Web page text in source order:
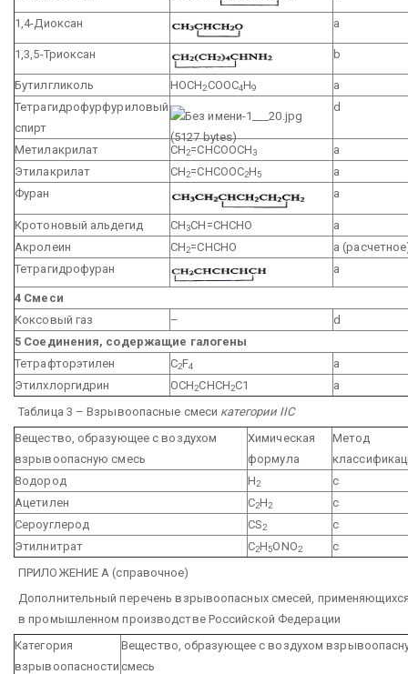
1,4-Диоксан a
1,3,5-Триоксан b
Бутилгликоль НОСН2СООС4Н9
a
Тетрагидрофурфуриловый
спирт
d
Метилакрилат СН2=СНСООСН3
a
Этилакрилат
СН2=СНСООС2Н5
a
Фуран
a
Кротоновый альдегид СН3СН=СНСНО
a
Акролеин
СН2=СНСНО
a
Тетрагидрофуран
a
4 Смеси
Коксовый газ
–
d
5 Соединения, содержащие галогены
Тетрафторэтилен
C2F4
а
Этилхлоргидрин
ОСН2СНСН2С1
а
Таблица 3 – Взрывоопасные смеси категории IIС
Вещество, образующее с воздухом
взрывоопасную смесь
Химическая
формула
Метод
Водород
Н2
с
Ацетилен
С2Н2
c
Сероуглерод
CS2
c
Этилнитрат
C2H5ONO2
с
ПРИЛОЖЕНИЕ А(справочное)
Дополнительный перечень взрывоопасных смесей,
в промышленном производстве Российской Федерации
Категория
взрывоопасности
Вещество, образующее с воздухом
смесь